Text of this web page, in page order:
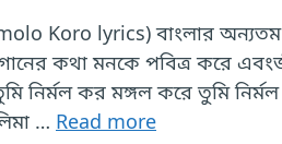
Koro lyrics) বাংলার অন্যতম
কথা মনকে পবিত্র করে
নির্মল কর মঙ্গল করে তুমি
… Read more